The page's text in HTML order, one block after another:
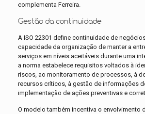
complementa Ferreira.
Gestão da continuidade
A ISO 22301 define continuidade de
capacidade da organização de manter a
serviços em níveis aceitáveis durante uma
a norma estabelece requisitos voltados à
riscos, ao monitoramento de processos, à
recursos críticos, à gestão de informações
implementação de ações preventivas e
O modelo também incentiva o envolvimento